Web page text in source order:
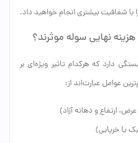
با شفافیت بیشتری انجام خواهید داد.
نهایی سوله موثرند؟
دارد که هرکدام تاثیر ویژه‌ای بر
عوامل عبارت‌اند از:
ارتفاع و دهانه آزاد)
یا خرپایی)